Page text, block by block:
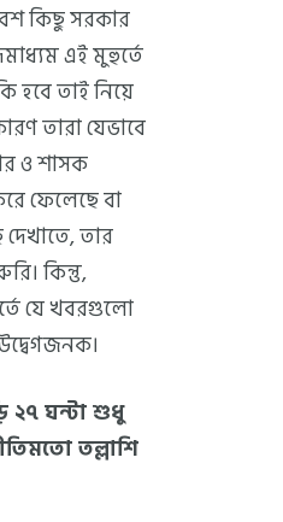
কিছু সরকার
এই মুহুর্তে
হবে তাই নিয়ে
কারণ তারা যেভাবে
ও শাসক
ফেলেছে বা
দেখাতে, তার
কিন্তু,
যে খবরগুলো
২৭ ঘন্টা শুধু
তল্লাশি